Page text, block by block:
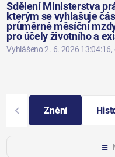
Sdělení Ministerstva
kterým se vyhlašuje
průměrné měsíční
pro účely životního a
Vyhlášeno 2. 6. 2026 13:04:16
Znění